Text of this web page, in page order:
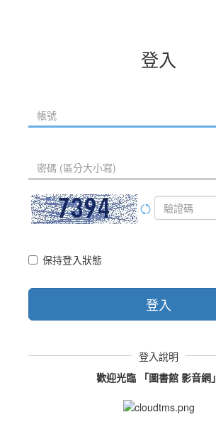
登入
保持登入狀態
登入
登入說明
歡迎光臨 「圖書館 影音網」